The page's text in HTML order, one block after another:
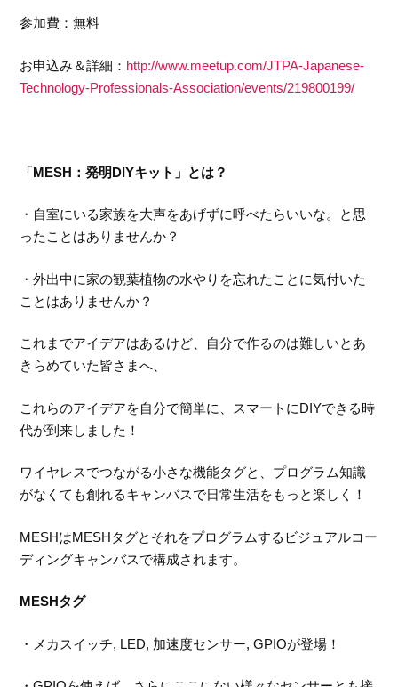
参加費：無料
お申込み＆詳細： http://www.meetup.com/JTPA-Japanese-
Technology-Professionals-Association/events/219800199/
「MESH：発明DIYキット」とは？
・自室にいる家族を大声をあげずに呼べたらいいな。と思
ったことはありませんか？
・外出中に家の観葉植物の水やりを忘れたことに気付いた
ことはありませんか？
これまでアイデアはあるけど、自分で作るのは難しいとあ
きらめていた皆さまへ、
これらのアイデアを自分で簡単に、スマートにDIYできる時
代が到来しました！
ワイヤレスでつながる小さな機能タグと、プログラム知識
がなくても創れるキャンバスで日常生活をもっと楽しく！
MESHはMESHタグとそれをプログラムするビジュアルコー
ディングキャンバスで構成されます。
MESHタグ
・メカスイッチ, LED, 加速度センサー, GPIOが登場！